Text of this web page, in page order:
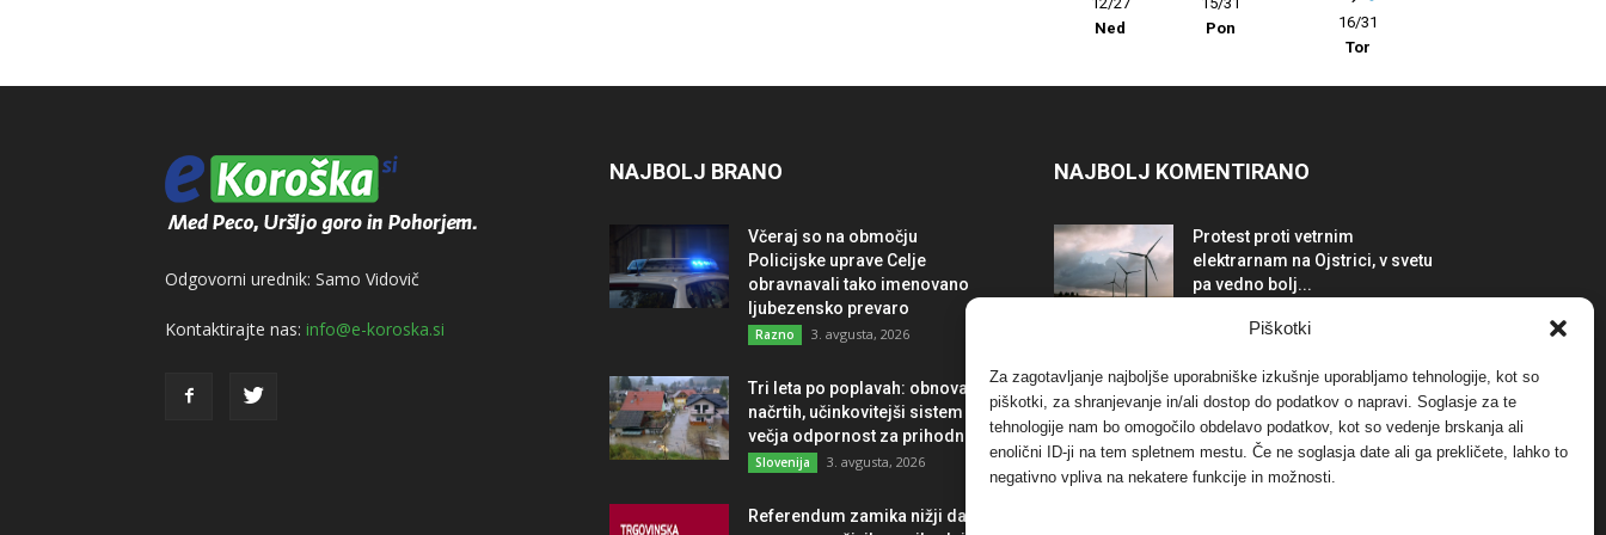
Piškotki
Za zagotavljanje najboljše uporabniške izkušnje uporabljamo tehnologije, kot so
piškotki, za shranjevanje in/ali dostop do podatkov o napravi. Soglasje za te
tehnologije nam bo omogočilo obdelavo podatkov, kot so vedenje brskanja ali
enolični ID-ji na tem spletnem mestu. Če ne soglasja date ali ga prekličete, lahko to
negativno vpliva na nekatere funkcije in možnosti.
Ned
Pon
16/31
Tor
Odgovorni urednik: Samo Vidovič
Kontaktirajte nas: info@e-koroska.si
NAJBOLJ BRANO
Včeraj so na območju
Policijske uprave Celje
obravnavali tako imenovano
ljubezensko prevaro
Razno 3. avgusta, 2026
Tri leta po poplavah: obnova po
načrtih, učinkovitejši sistem in
večja odpornost za prihodnost
Slovenija 3. avgusta, 2026
Referendum zamika nižji davek
NAJBOLJ KOMENTIRANO
Protest proti vetrnim
elektrarnam na Ojstrici, v svetu
pa vedno bolj...
elektrarnam Verbund
Dogodki 29. januarja, 2018
FOTO: Razstava cvetličarskega